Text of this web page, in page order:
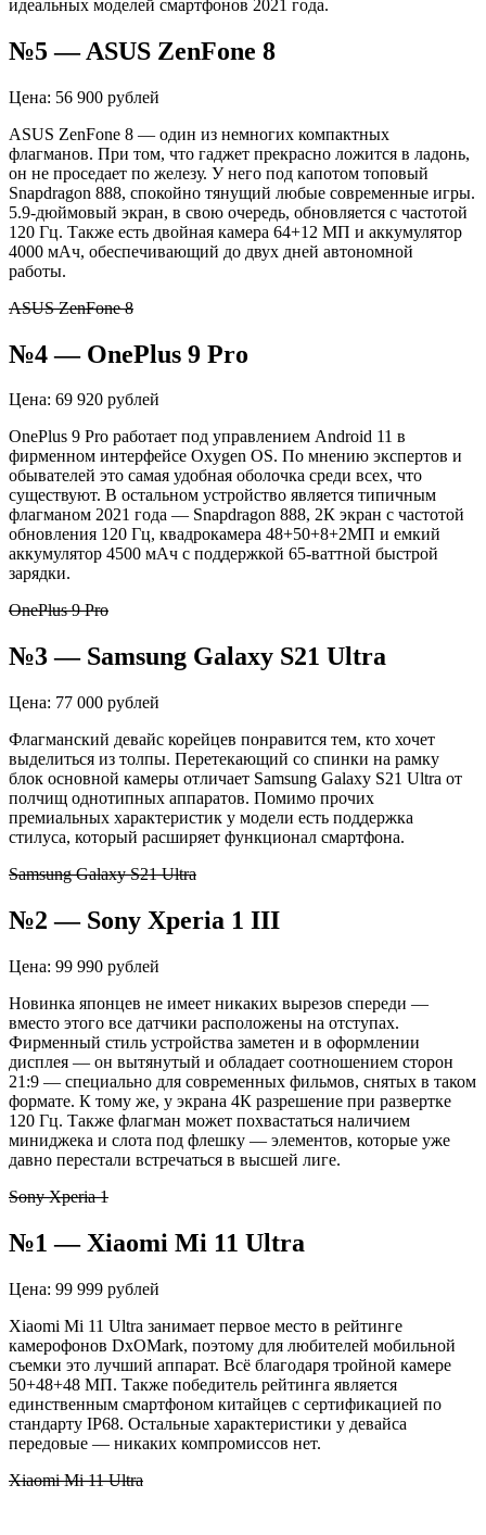
идеальных моделей смартфонов 2021 года.
№5 — ASUS ZenFone 8
Цена: 56 900 рублей
ASUS ZenFone 8 — один из немногих компактных
флагманов. При том, что гаджет прекрасно ложится в ладонь,
он не проседает по железу. У него под капотом топовый
Snapdragon 888, спокойно тянущий любые современные игры.
5.9-дюймовый экран, в свою очередь, обновляется с частотой
120 Гц. Также есть двойная камера 64+12 МП и аккумулятор
4000 мАч, обеспечивающий до двух дней автономной
работы.
ASUS ZenFone 8
№4 — OnePlus 9 Pro
Цена: 69 920 рублей
OnePlus 9 Pro работает под управлением Android 11 в
фирменном интерфейсе Oxygen OS. По мнению экспертов и
обывателей это самая удобная оболочка среди всех, что
существуют. В остальном устройство является типичным
флагманом 2021 года — Snapdragon 888, 2К экран с частотой
обновления 120 Гц, квадрокамера 48+50+8+2МП и емкий
аккумулятор 4500 мАч с поддержкой 65-ваттной быстрой
зарядки.
OnePlus 9 Pro
№3 — Samsung Galaxy S21 Ultra
Цена: 77 000 рублей
Флагманский девайс корейцев понравится тем, кто хочет
выделиться из толпы. Перетекающий со спинки на рамку
блок основной камеры отличает Samsung Galaxy S21 Ultra от
полчищ однотипных аппаратов. Помимо прочих
премиальных характеристик у модели есть поддержка
стилуса, который расширяет функционал смартфона.
Samsung Galaxy S21 Ultra
№2 — Sony Xperia 1 III
Цена: 99 990 рублей
Новинка японцев не имеет никаких вырезов спереди —
вместо этого все датчики расположены на отступах.
Фирменный стиль устройства заметен и в оформлении
дисплея — он вытянутый и обладает соотношением сторон
21:9 — специально для современных фильмов, снятых в таком
формате. К тому же, у экрана 4К разрешение при развертке
120 Гц. Также флагман может похвастаться наличием
миниджека и слота под флешку — элементов, которые уже
давно перестали встречаться в высшей лиге.
Sony Xperia 1
№1 — Xiaomi Mi 11 Ultra
Цена: 99 999 рублей
Xiaomi Mi 11 Ultra занимает первое место в рейтинге
камерофонов DxOMark, поэтому для любителей мобильной
съемки это лучший аппарат. Всё благодаря тройной камере
50+48+48 МП. Также победитель рейтинга является
единственным смартфоном китайцев с сертификацией по
стандарту IP68. Остальные характеристики у девайса
передовые — никаких компромиссов нет.
Xiaomi Mi 11 Ultra